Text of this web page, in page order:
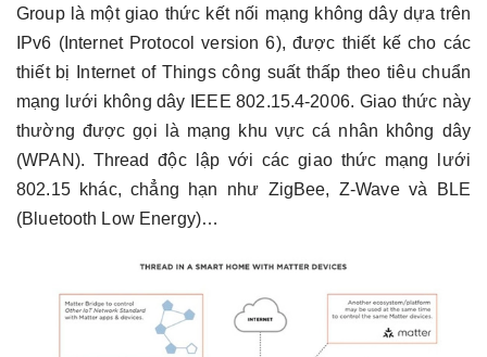
Group là một giao thức kết nối mạng không dây dựa trên
IPv6 (Internet Protocol version 6), được thiết kế cho các
thiết bị Internet of Things công suất thấp theo tiêu chuẩn
mạng lưới không dây IEEE 802.15.4-2006. Giao thức này
thường được gọi là mạng khu vực cá nhân không dây
(WPAN). Thread độc lập với các giao thức mạng lưới
802.15 khác, chẳng hạn như ZigBee, Z-Wave và BLE
(Bluetooth Low Energy)…